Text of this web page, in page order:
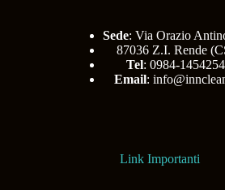
Sede: Via Orazio
87036 Z.I. Rende
Tel: 0984-1454254
Email:
Link Importanti